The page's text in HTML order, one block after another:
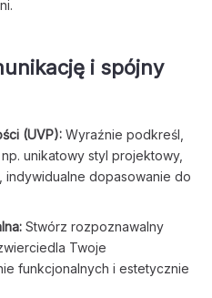
i spójny
(UVP): Wyraźnie podkreśl,
unikatowy styl projektowy,
dopasowanie do
Stwórz rozpoznawalny
Twoje
funkcjonalnych i estetycznie